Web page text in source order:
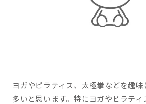
ヨガやピラティス、太極拳などを趣
多いと思います。特にヨガやピラティ